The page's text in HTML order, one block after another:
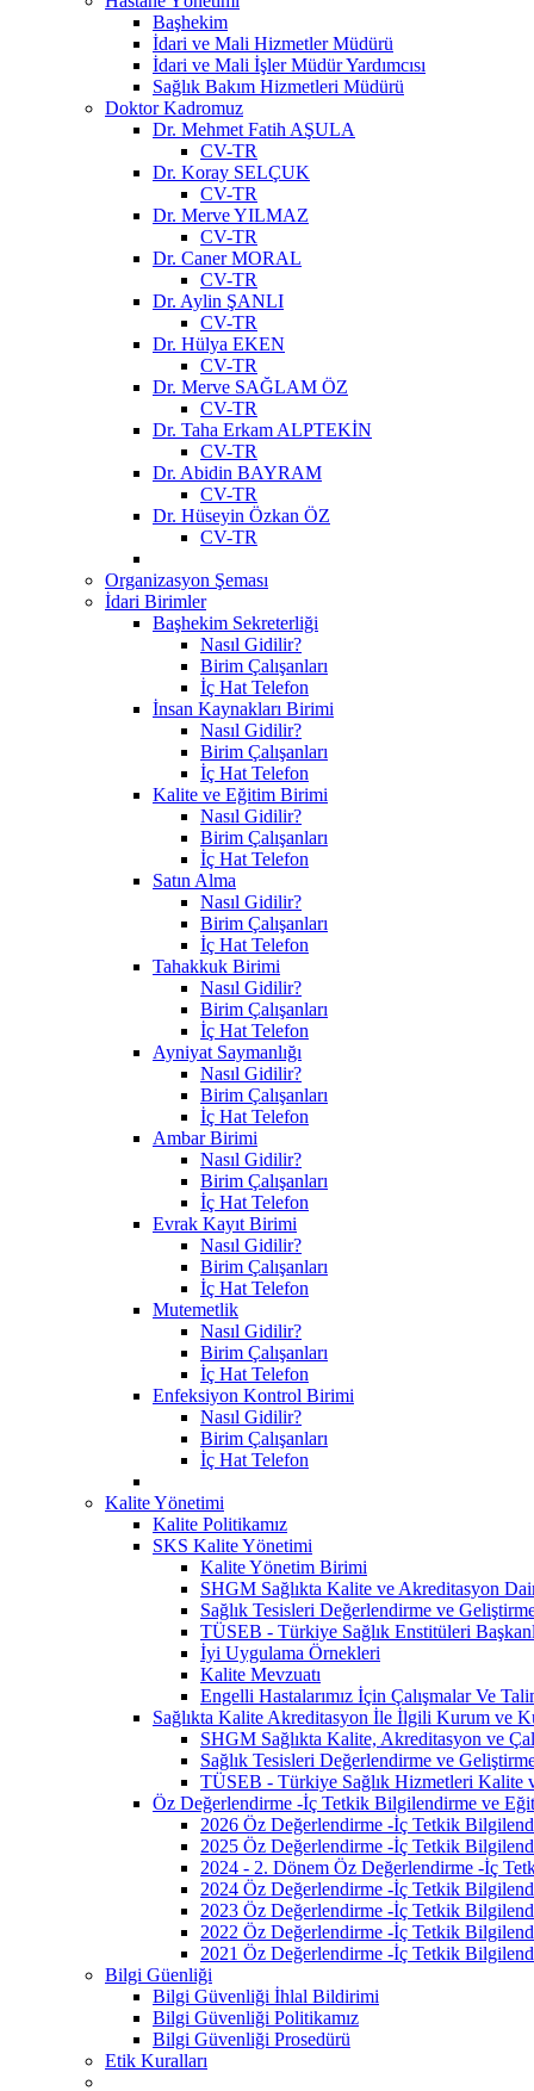
Başhekim
İdari ve Mali Hizmetler Müdürü
İdari ve Mali İşler Müdür Yardımcısı
Sağlık Bakım Hizmetleri Müdürü
Doktor Kadromuz
Dr. Mehmet Fatih AŞULA
CV-TR
Dr. Koray SELÇUK
CV-TR
Dr. Merve YILMAZ
CV-TR
Dr. Caner MORAL
CV-TR
Dr. Aylin ŞANLI
CV-TR
Dr. Hülya EKEN
CV-TR
Dr. Merve SAĞLAM ÖZ
CV-TR
Dr. Taha Erkam ALPTEKİN
CV-TR
Dr. Abidin BAYRAM
CV-TR
Dr. Hüseyin Özkan ÖZ
CV-TR
Organizasyon Şeması
İdari Birimler
Başhekim Sekreterliği
Nasıl Gidilir?
Birim Çalışanları
İç Hat Telefon
İnsan Kaynakları Birimi
Nasıl Gidilir?
Birim Çalışanları
İç Hat Telefon
Kalite ve Eğitim Birimi
Nasıl Gidilir?
Birim Çalışanları
İç Hat Telefon
Satın Alma
Nasıl Gidilir?
Birim Çalışanları
İç Hat Telefon
Tahakkuk Birimi
Nasıl Gidilir?
Birim Çalışanları
İç Hat Telefon
Ayniyat Saymanlığı
Nasıl Gidilir?
Birim Çalışanları
İç Hat Telefon
Ambar Birimi
Nasıl Gidilir?
Birim Çalışanları
İç Hat Telefon
Evrak Kayıt Birimi
Nasıl Gidilir?
Birim Çalışanları
İç Hat Telefon
Mutemetlik
Nasıl Gidilir?
Birim Çalışanları
İç Hat Telefon
Enfeksiyon Kontrol Birimi
Nasıl Gidilir?
Birim Çalışanları
İç Hat Telefon
Kalite Yönetimi
Kalite Politikamız
SKS Kalite Yönetimi
Kalite Yönetim Birimi
SHGM Sağlıkta Kalite ve Akreditasyon
Sağlık Tesisleri Değerlendirme ve
TÜSEB - Türkiye Sağlık Enstitüleri
İyi Uygulama Örnekleri
Kalite Mevzuatı
Engelli Hastalarımız İçin Çalışmalar Ve
Sağlıkta Kalite Akreditasyon İle İlgili Kurum ve
SHGM Sağlıkta Kalite, Akreditasyon ve
Sağlık Tesisleri Değerlendirme ve
TÜSEB - Türkiye Sağlık Hizmetleri Kalite
Öz Değerlendirme -İç Tetkik Bilgilendirme ve
2026 Öz Değerlendirme -İç Tetkik
2025 Öz Değerlendirme -İç Tetkik
2024 - 2. Dönem Öz Değerlendirme -İç
2024 Öz Değerlendirme -İç Tetkik
2023 Öz Değerlendirme -İç Tetkik
2022 Öz Değerlendirme -İç Tetkik
2021 Öz Değerlendirme -İç Tetkik
Bilgi Güenliği
Bilgi Güvenliği İhlal Bildirimi
Bilgi Güvenliği Politikamız
Bilgi Güvenliği Prosedürü
Etik Kuralları